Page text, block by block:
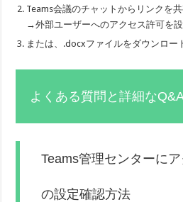
Teams会議のチャットからリンクを
→外部ユーザーへのアクセス許可を設
または、.docxファイルをダウンロー
よくある質問と詳細な
Teams管理センターに
の設定確認方法